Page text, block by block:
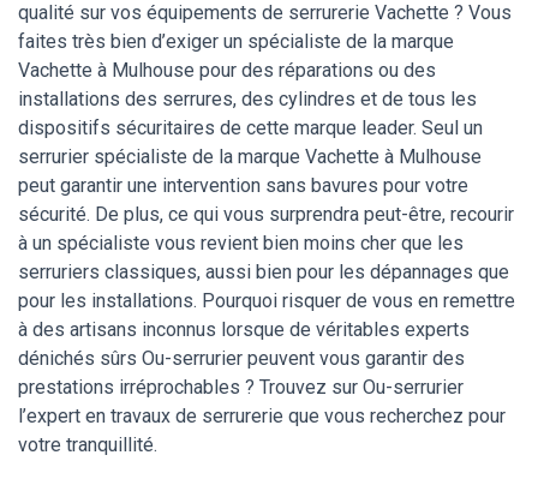
qualité sur vos équipements de serrurerie Vachette ? Vous
faites très bien d’exiger un spécialiste de la marque
Vachette à Mulhouse pour des réparations ou des
installations des serrures, des cylindres et de tous les
dispositifs sécuritaires de cette marque leader. Seul un
serrurier spécialiste de la marque Vachette à Mulhouse
peut garantir une intervention sans bavures pour votre
sécurité. De plus, ce qui vous surprendra peut-être, recourir
à un spécialiste vous revient bien moins cher que les
serruriers classiques, aussi bien pour les dépannages que
pour les installations. Pourquoi risquer de vous en remettre
à des artisans inconnus lorsque de véritables experts
dénichés sûrs Ou-serrurier peuvent vous garantir des
prestations irréprochables ? Trouvez sur Ou-serrurier
l’expert en travaux de serrurerie que vous recherchez pour
votre tranquillité.